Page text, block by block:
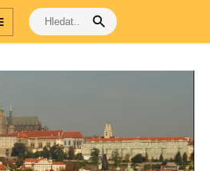
search